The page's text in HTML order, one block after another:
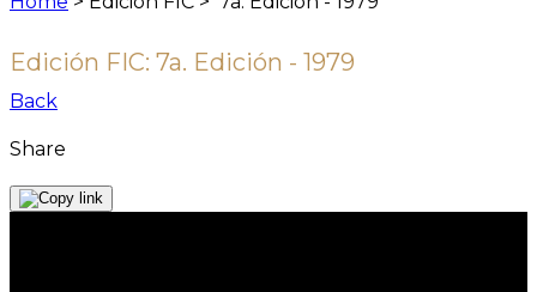
Edición FIC: 7a. Edición - 1979
Back
Share